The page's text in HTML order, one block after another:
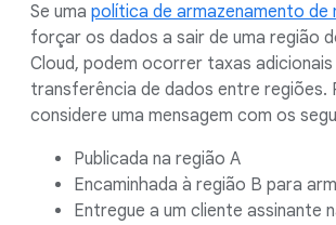
Se uma política de armazenamento de
forçar os dados a sair de uma região
Cloud, podem ocorrer taxas adicionais
transferência de dados entre regiões.
considere uma mensagem com os
Publicada na região A
Encaminhada à região B para
Entregue a um cliente assinante